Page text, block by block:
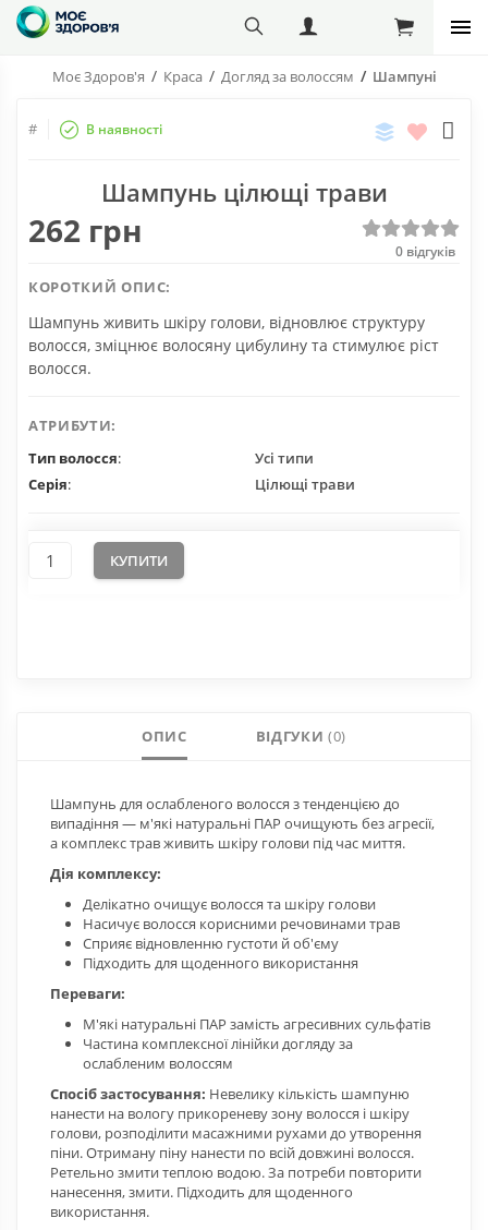
Моє Здоров'я Краса Догляд за волоссям Шампуні
# В наявності ПорівнятиБажані
Шампунь цілющі трави
0 відгуків
262 грн
КОРОТКИЙ ОПИС:
Шампунь живить шкіру голови, відновлює структуру
волосся, зміцнює волосяну цибулину та стимулює ріст
волосся.
АТРИБУТИ:
Тип волосся:
Усі типи
Серія: Цілющі трави
КУПИТИ
ОПИС ВІДГУКИ (0)
Шампунь для ослабленого волосся з тенденцією до
випадіння — м'які натуральні ПАР очищують без агресії,
а комплекс трав живить шкіру голови під час миття.
Дія комплексу:
Делікатно очищує волосся та шкіру голови
Насичує волосся корисними речовинами трав
Сприяє відновленню густоти й об'єму
Підходить для щоденного використання
Переваги:
М'які натуральні ПАР замість агресивних сульфатів
Частина комплексної лінійки догляду за
ослабленим волоссям
Спосіб застосування: Невелику кількість шампуню
нанести на вологу прикореневу зону волосся і шкіру
голови, розподілити масажними рухами до утворення
піни. Отриману піну нанести по всій довжині волосся.
Ретельно змити теплою водою. За потреби повторити
нанесення, змити. Підходить для щоденного
використання.